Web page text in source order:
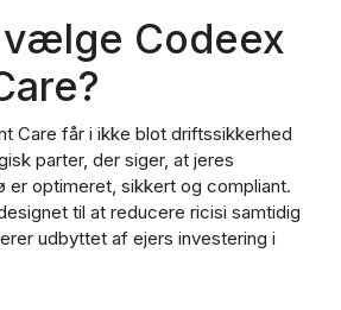
Codeex
Care får i ikke blot driftssikkerhed
parter, der siger, at jeres
er optimeret, sikkert og compliant.
til at reducere ricisi samtidig
udbyttet af ejers investering i